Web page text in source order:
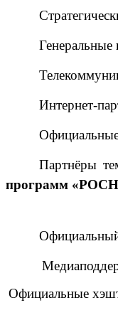
Генеральные
Интернет-
Партнёры
программ
Официальные